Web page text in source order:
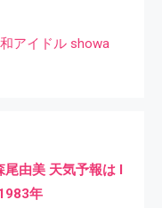
アイドル showa
尾由美 天気予報は I
年